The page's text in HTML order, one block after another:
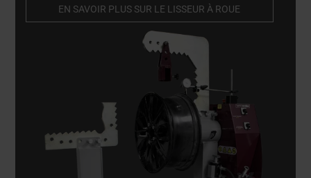
pour les réparateurs de roues en alliage et les
EN SAVOIR PLUS SUR LE LISSEUR À ROUE